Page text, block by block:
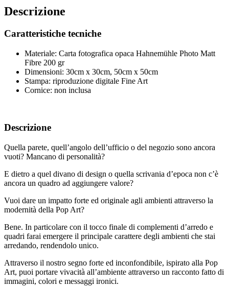
Descrizione
Caratteristiche tecniche
Materiale: Carta fotografica opaca Hahnemühle Photo Matt
Fibre 200 gr
Dimensioni: 30cm x 30cm, 50cm x 50cm
Stampa: riproduzione digitale Fine Art
Cornice: non inclusa
Descrizione
Quella parete, quell’angolo dell’ufficio o del negozio sono ancora
vuoti? Mancano di personalità?
E dietro a quel divano di design o quella scrivania d’epoca non c’è
ancora un quadro ad aggiungere valore?
Vuoi dare un impatto forte ed originale agli ambienti attraverso la
modernità della Pop Art?
Bene. In particolare con il tocco finale di complementi d’arredo e
quadri farai emergere il principale carattere degli ambienti che stai
arredando, rendendolo unico.
Attraverso il nostro segno forte ed inconfondibile, ispirato alla Pop
Art, puoi portare vivacità all’ambiente attraverso un racconto fatto di
immagini, colori e messaggi ironici.